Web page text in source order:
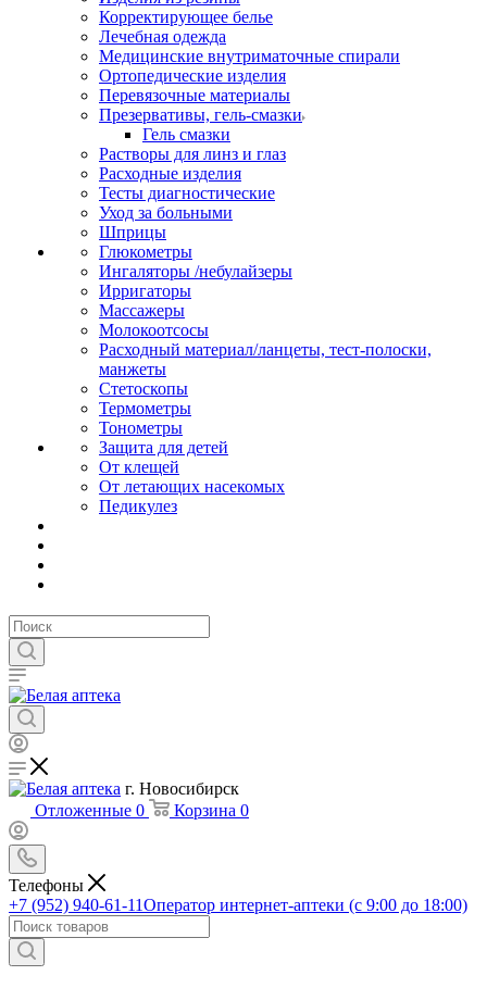
Корректирующее белье
Лечебная одежда
Медицинские внутриматочные спирали
Ортопедические изделия
Перевязочные материалы
Презервативы, гель-смазки
Гель смазки
Растворы для линз и глаз
Расходные изделия
Тесты диагностические
Уход за больными
Шприцы
Глюкометры
Ингаляторы /небулайзеры
Ирригаторы
Массажеры
Молокоотсосы
Расходный материал/ланцеты, тест-полоски,
манжеты
Стетоскопы
Термометры
Тонометры
Защита для детей
От клещей
От летающих насекомых
Педикулез
г. Новосибирск
Отложенные 0 Корзина 0
Телефоны
+7 (952) 940-61-11Оператор интернет-аптеки (с 9:00 до 18:00)